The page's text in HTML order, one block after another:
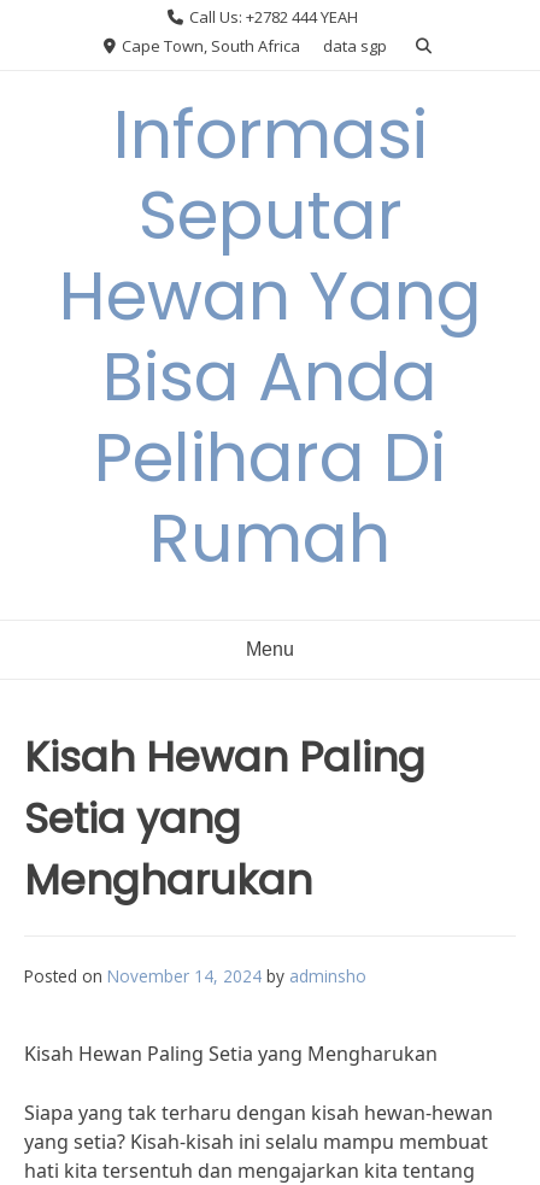
Call Us: +2782 444 YEAH
Cape Town, South Africa
data sgp
Informasi
Seputar
Hewan Yang
Bisa Anda
Pelihara Di
Rumah
Menu
Kisah Hewan Paling
Setia yang
Mengharukan
Posted on November 14, 2024 by adminsho
Kisah Hewan Paling Setia yang Mengharukan
Siapa yang tak terharu dengan kisah hewan-hewan
yang setia? Kisah-kisah ini selalu mampu membuat
hati kita tersentuh dan mengajarkan kita tentang